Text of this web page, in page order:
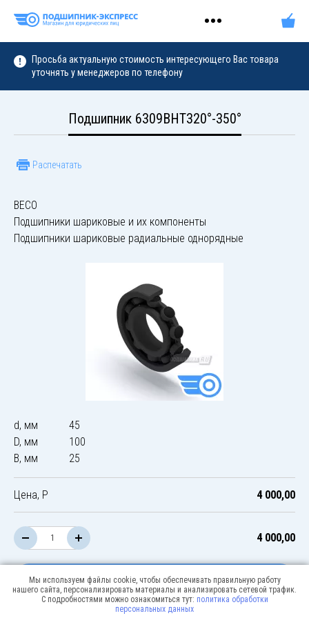
Просьба актуальную стоимость интересующего Вас товара
уточнять у менеджеров по телефону
Подшипник 6309BHT320°-350°
Распечатать
BECO
Подшипники шариковые и их компоненты
Подшипники шариковые радиальные однорядные
d, мм
45
D, мм
100
B, мм
25
Цена, Р 4 000,00
4 000,00
В корзину
Мы используем файлы cookie, чтобы обеспечивать правильную работу
нашего сайта, персонализировать материалы и анализировать сетевой трафик.
С подробностями можно ознакомиться тут: политика обработки
персональных данных